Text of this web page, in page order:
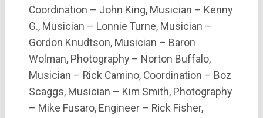
Coordination – John King, Musician – Kenny
G., Musician – Lonnie Turne, Musician –
Gordon Knudtson, Musician – Baron
Wolman, Photography – Norton Buffalo,
Musician – Rick Camino, Coordination – Boz
Scaggs, Musician – Kim Smith, Photography
– Mike Fusaro, Engineer – Rick Fisher,